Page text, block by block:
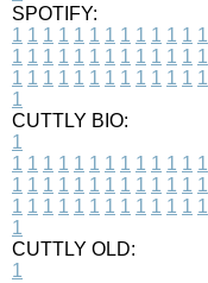
SPOTIFY:
1 1 1 1 1 1 1 1 1 1 1 1 1
1 1 1 1 1 1 1 1 1 1 1 1 1
1 1 1 1 1 1 1 1 1 1 1 1 1
1
CUTTLY BIO:
1
1 1 1 1 1 1 1 1 1 1 1 1 1
1 1 1 1 1 1 1 1 1 1 1 1 1
1 1 1 1 1 1 1 1 1 1 1 1 1
1
CUTTLY OLD:
1